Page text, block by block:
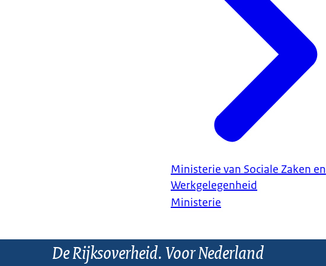
Ministerie van Sociale Zaken en
Werkgelegenheid
Ministerie
De Rijksoverheid. Voor Nederland